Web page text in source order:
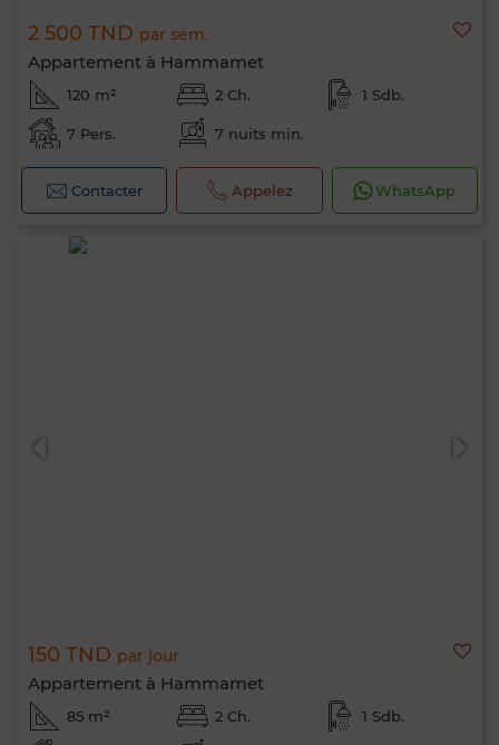
2 500 TND par sem.
Appartement à Hammamet
120 m² 2 Ch. 1 Sdb.
7 Pers. 7 nuits min.
Contacter Appelez WhatsApp
150 TND par jour
Appartement à Hammamet
85 m² 2 Ch. 1 Sdb.